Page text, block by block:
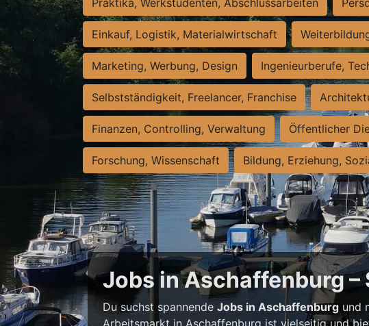
Praktika, Werkstudenten, Abschlussarbeiten
Einkauf, Logistik, Materialwirtschaft
Marketing, Werbung, Design Ingenieurberufe,
Selbstständigkeit, Freelancer, Franchise
Finanzen, Controlling, Verwaltung Öffentlicher
Forschung, Wissenschaft Bildung, Erziehung,
Jobs in Aschaffenburg
Du suchst spannendeJobs in Aschaffenburg und